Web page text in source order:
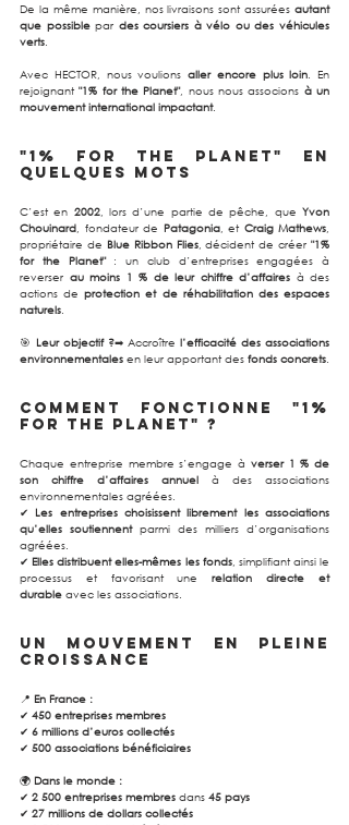
De la même manière, nos livraisons sont assurées autant
que possible par des coursiers à vélo ou des véhicules
verts.
Avec HECTOR, nous voulions aller encore plus loin. En
rejoignant "1% for the Planet", nous nous associons à un
mouvement international impactant.
"1% for the Planet" en
quelques mots
C’est en 2002, lors d’une partie de pêche, que Yvon
Chouinard, fondateur de Patagonia, et Craig Mathews,
propriétaire de Blue Ribbon Flies, décident de créer "1%
for the Planet" : un club d’entreprises engagées à
reverser au moins 1 % de leur chiffre d’affaires à des
actions de protection et de réhabilitation des espaces
naturels.
🎯 Leur objectif ?➡ Accroître l’efficacité des associations
environnementales en leur apportant des fonds concrets.
Comment fonctionne "1%
for the Planet" ?
Chaque entreprise membre s’engage à verser 1 % de
son chiffre d’affaires annuel à des associations
environnementales agréées.
✔ Les entreprises choisissent librement les associations
qu’elles soutiennent parmi des milliers d’organisations
agréées.
✔ Elles distribuent elles-mêmes les fonds, simplifiant ainsi le
processus et favorisant une relation directe et
durable avec les associations.
Un mouvement en pleine
croissance
📍 En France :
✔ 450 entreprises membres
✔ 6 millions d’euros collectés
✔ 500 associations bénéficiaires
🌍 Dans le monde :
✔ 2 500 entreprises membres dans 45 pays
✔ 27 millions de dollars collectés